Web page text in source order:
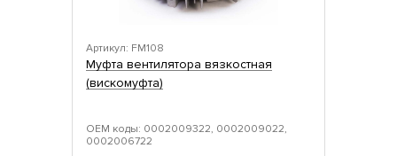
Артикул: FM108
Муфта вентилятора вязкостная
(вискомуфта)
ОЕМ коды: 0002009322, 0002009022,
0002006722